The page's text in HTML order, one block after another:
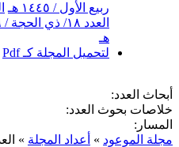
ربيع الأول / ١٤٤٥ هـ
العدد ١٨/ ذي الحجة / ١٤٤٦ هـ
هـ
لتحميل المجلة كـ Pdf
أبحاث العدد:
خلاصات بحوث العدد:
المسار:
مجلة الموعود » أعداد المجلة » العدد ١ /